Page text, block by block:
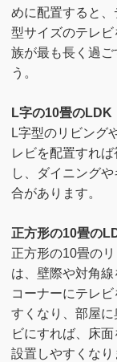
めに配置すると
型サイズのテレ
族が最も長く過
う。
L字の10畳のLDK
L字型のリビング
レビを配置すれ
し、ダイニング
合があります。
正方形の10畳の
正方形の10畳の
は、壁際や対角線
コーナーにテレ
すくなり、部屋
ビにすれば、床
設置しやすくなり